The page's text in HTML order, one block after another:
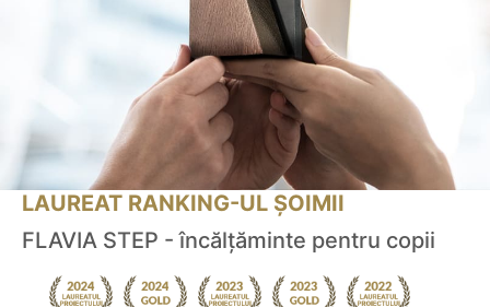
LAUREAT RANKING-UL ȘOIMII
FLAVIA STEP - încălțăminte pentru copii